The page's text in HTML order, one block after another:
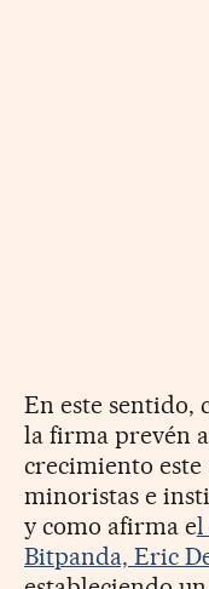
En este sentido,
la firma prevén
crecimiento
minoristas e
y como afirma el
Bitpanda, Eric